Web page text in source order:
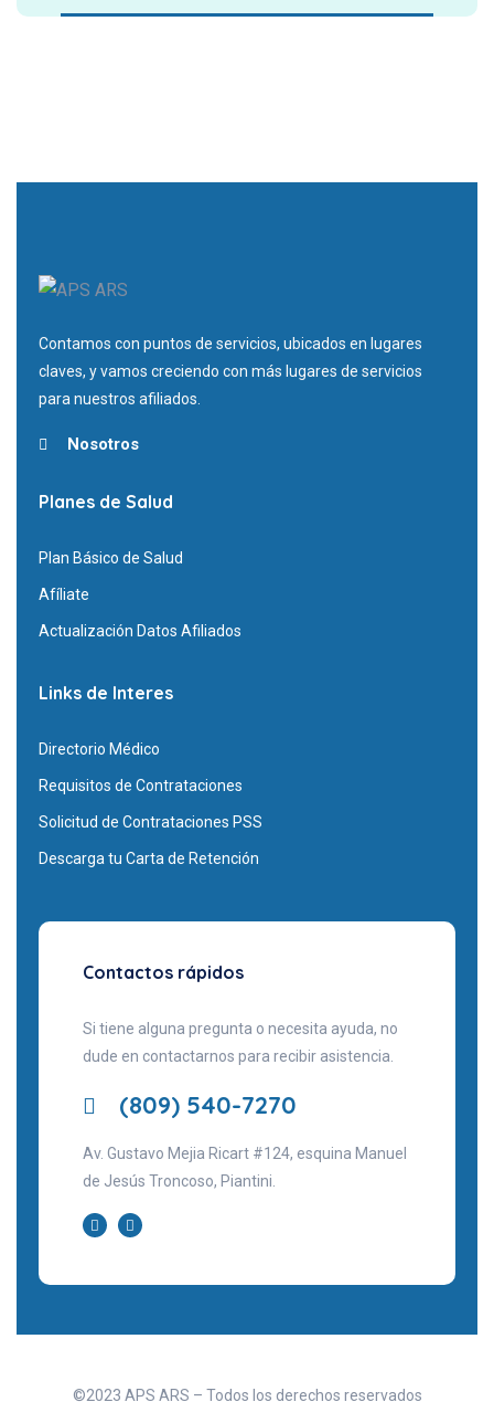
Contamos con puntos de servicios, ubicados en lugares
claves, y vamos creciendo con más lugares de servicios
para nuestros afiliados.
Nosotros
Planes de Salud
Plan Básico de Salud
Afíliate
Actualización Datos Afiliados
Links de Interes
Directorio Médico
Requisitos de Contrataciones
Solicitud de Contrataciones PSS
Descarga tu Carta de Retención
Contactos rápidos
Si tiene alguna pregunta o necesita ayuda, no
dude en contactarnos para recibir asistencia.
(809) 540-7270
Av. Gustavo Mejia Ricart #124, esquina Manuel
de Jesús Troncoso, Piantini.
©2023 APS ARS – Todos los derechos reservados